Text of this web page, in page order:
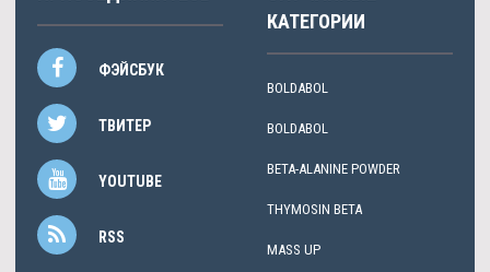
ФЭЙСБУК
ТВИТЕР
YOUTUBE
RSS
КАТЕГОРИИ
BOLDABOL
BOLDABOL
BETA-ALANINE POWDER
THYMOSIN BETA
MASS UP